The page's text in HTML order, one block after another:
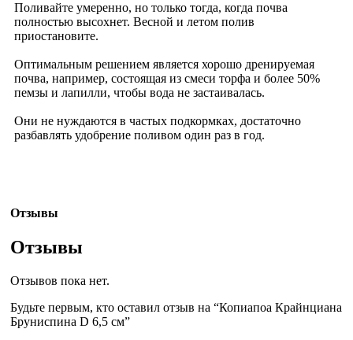
Поливайте умеренно, но только тогда, когда почва
полностью высохнет. Весной и летом полив
приостановите.
Оптимальным решением является хорошо дренируемая
почва, например, состоящая из смеси торфа и более 50%
пемзы и лапилли, чтобы вода не застаивалась.
Они не нуждаются в частых подкормках, достаточно
разбавлять удобрение поливом один раз в год.
Отзывы
Отзывы
Отзывов пока нет.
Будьте первым, кто оставил отзыв на “Копиапоа Крайнциана
Бруниспина D 6,5 см”